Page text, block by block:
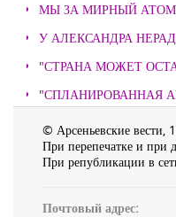
МЫ ЗА МИРНЫЙ
У АЛЕКСАНДРА
"СТРАНА МОЖЕТ
"СПЛАНИРОВАННАЯ
© Арсеньевские
При перепечатке и при
При републикации в
Почтовый адрес: